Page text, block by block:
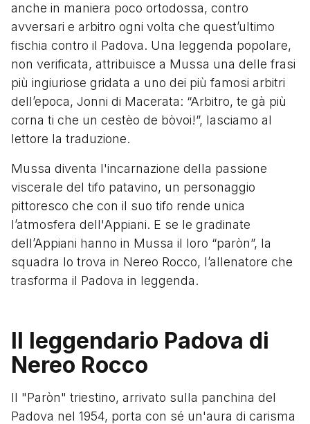
anche in maniera poco ortodossa, contro
avversari e arbitro ogni volta che quest’ultimo
fischia contro il Padova. Una leggenda popolare,
non verificata, attribuisce a Mussa una delle frasi
più ingiuriose gridata a uno dei più famosi arbitri
dell’epoca, Jonni di Macerata: “Arbitro, te gà più
corna ti che un cestèo de bòvoi!”, lasciamo al
lettore la traduzione.
Mussa diventa l'incarnazione della passione
viscerale del tifo patavino, un personaggio
pittoresco che con il suo tifo rende unica
l’atmosfera dell'Appiani. E se le gradinate
dell’Appiani hanno in Mussa il loro “paròn”, la
squadra lo trova in Nereo Rocco, l’allenatore che
trasforma il Padova in leggenda.
Il leggendario Padova di
Nereo Rocco
Il "Paròn" triestino, arrivato sulla panchina del
Padova nel 1954, porta con sé un'aura di carisma